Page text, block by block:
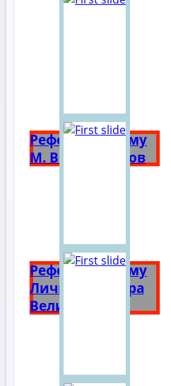
Реферат на тему
М. В. Ломоносов
Реферат на тему
Личность Петра
Великого